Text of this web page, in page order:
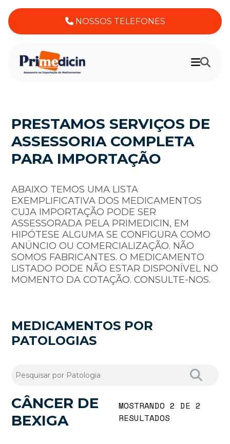
NOSSOS TELEFONES
PRESTAMOS SERVIÇOS DE
ASSESSORIA COMPLETA
PARA IMPORTAÇÃO
ABAIXO TEMOS UMA LISTA
EXEMPLIFICATIVA DOS MEDICAMENTOS
CUJA IMPORTAÇÃO PODE SER
ASSESSORADA PELA PRIMEDICIN, EM
HIPÓTESE ALGUMA SE CONFIGURA COMO
ANÚNCIO OU COMERCIALIZAÇÃO. NÃO
SOMOS FABRICANTES. O MEDICAMENTO
LISTADO PODE NÃO ESTAR DISPONÍVEL NO
MOMENTO DA COTAÇÃO. CONSULTE-NOS.
MEDICAMENTOS POR
PATOLOGIAS
CÂNCER DE
BEXIGA
MOSTRANDO 2 DE 2
RESULTADOS